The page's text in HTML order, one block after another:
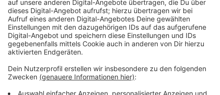
13,4 und damit etwas niedriger als am Freitag.
Anzeige